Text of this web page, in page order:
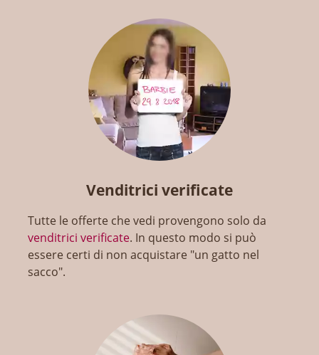
Venditrici verificate
Tutte le offerte che vedi provengono solo da
venditrici verificate. In questo modo si può
essere certi di non acquistare "un gatto nel
sacco".